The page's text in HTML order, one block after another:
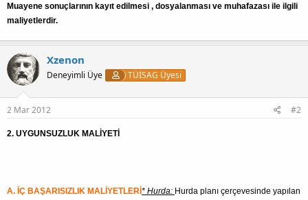
Muayene sonuçlarının kayıt edilmesi , dosyalanması ve muhafazası ile ilgili
maliyetlerdir.
Xzenon
Deneyimli Üye TÜİSAG Üyesi
2 Mar 2012 #2
2. UYGUNSUZLUK MALİYETİ
A. İÇ BAŞARISIZLIK MALİYETLERİ * Hurda: Hurda planı çerçevesinde yapılan